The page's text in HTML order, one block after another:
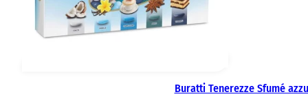
Buratti Tenerezze Sfumé